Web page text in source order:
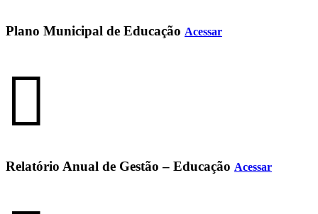
Plano Municipal de Educação Acessar
Relatório Anual de Gestão – Educação Acessar